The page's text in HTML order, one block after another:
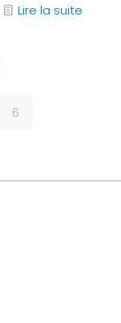
Lire la suite
6